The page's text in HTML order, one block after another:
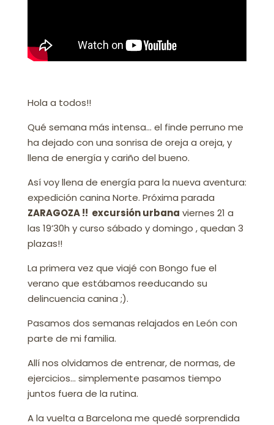
Hola a todos!!
Qué semana más intensa… el finde perruno me
ha dejado con una sonrisa de oreja a oreja, y
llena de energía y cariño del bueno.
Así voy llena de energía para la nueva aventura:
expedición canina Norte. Próxima parada
ZARAGOZA !! excursión urbana viernes 21 a
las 19’30h y curso sábado y domingo , quedan 3
plazas!!
La primera vez que viajé con Bongo fue el
verano que estábamos reeducando su
delincuencia canina ;).
Pasamos dos semanas relajados en León con
parte de mi familia.
Allí nos olvidamos de entrenar, de normas, de
ejercicios… simplemente pasamos tiempo
juntos fuera de la rutina.
A la vuelta a Barcelona me quedé sorprendida